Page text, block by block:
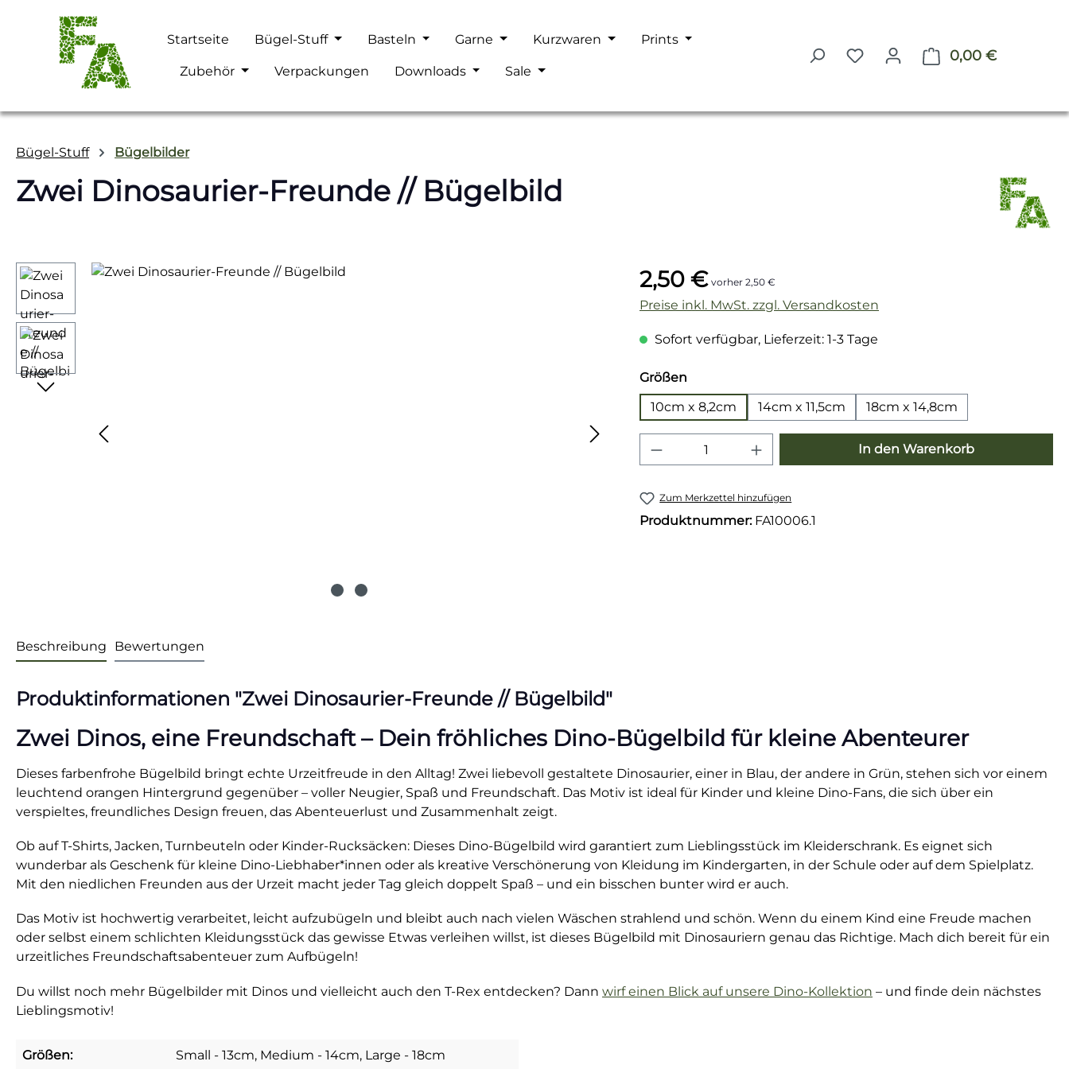
Hauptinhalt springen
Zur Suche springen
Zur Hauptnavigation springen
Startseite
Bügel-Stuff Basteln Garne Kurzwaren Prints
Zubehör Verpackungen Downloads Sale
0,00 €
Bügel-Stuff Bügelbilder
Zwei Dinosaurier-Freunde // Bügelbild
Bildergalerie überspringen Regulärer Preis:
2,50 € vorher 2,50 €
Preise inkl. MwSt. zzgl. Versandkosten
Sofort verfügbar, Lieferzeit: 1-3 Tage
Größen
10cm x 8,2cm
14cm x 11,5cm 18cm x 14,8cm
Produkt Anzahl: Gib den gewünschten
In den Warenkorb
Zum Merkzettel hinzufügen
Produktnummer: FA10006.1
Beschreibung Bewertungen
Produktinformationen "Zwei Dinosaurier-Freunde // Bügelbild"
Zwei Dinos, eine Freundschaft – Dein fröhliches Dino-Bügelbild für kleine Abenteurer
Dieses farbenfrohe Bügelbild bringt echte Urzeitfreude in den Alltag! Zwei liebevoll gestaltete Dinosaurier, einer in Blau, der andere in Grün, stehen sich vor einem
leuchtend orangen Hintergrund gegenüber – voller Neugier, Spaß und Freundschaft. Das Motiv ist ideal für Kinder und kleine Dino-Fans, die sich über ein
verspieltes, freundliches Design freuen, das Abenteuerlust und Zusammenhalt zeigt.
Ob auf T-Shirts, Jacken, Turnbeuteln oder Kinder-Rucksäcken: Dieses Dino-Bügelbild wird garantiert zum Lieblingsstück im Kleiderschrank. Es eignet sich
wunderbar als Geschenk für kleine Dino-Liebhaber*innen oder als kreative Verschönerung von Kleidung im Kindergarten, in der Schule oder auf dem Spielplatz.
Mit den niedlichen Freunden aus der Urzeit macht jeder Tag gleich doppelt Spaß – und ein bisschen bunter wird er auch.
Das Motiv ist hochwertig verarbeitet, leicht aufzubügeln und bleibt auch nach vielen Wäschen strahlend und schön. Wenn du einem Kind eine Freude machen
oder selbst einem schlichten Kleidungsstück das gewisse Etwas verleihen willst, ist dieses Bügelbild mit Dinosauriern genau das Richtige. Mach dich bereit für ein
urzeitliches Freundschaftsabenteuer zum Aufbügeln!
Du willst noch mehr Bügelbilder mit Dinos und vielleicht auch den T-Rex entdecken? Dann wirf einen Blick auf unsere Dino-Kollektion – und finde dein nächstes
Lieblingsmotiv!
Größen: Small - 13cm, Medium - 14cm, Large - 18cm